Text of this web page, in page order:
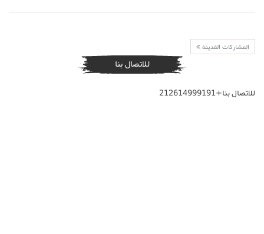
المشاركات القديمة
للاتصال بنا
للاتصال بنا+212614999191